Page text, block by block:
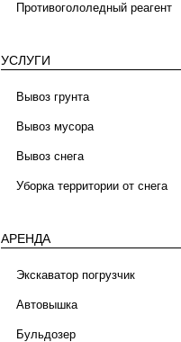
Противогололедный реагент
УСЛУГИ
Вывоз грунта
Вывоз мусора
Вывоз снега
Уборка территории от снега
АРЕНДА
Экскаватор погрузчик
Автовышка
Бульдозер